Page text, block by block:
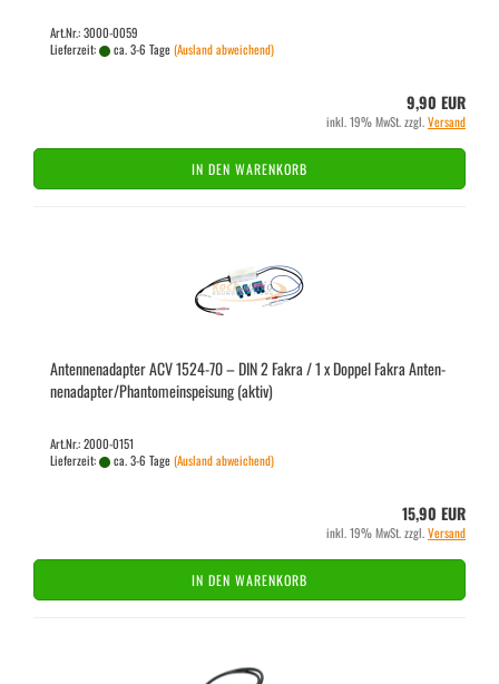
Art.Nr.: 3000-0059
Lieferzeit:
ca. 3-6 Tage(Ausland abweichend)
9,90 EUR
inkl. 19% MwSt. zzgl.Versand
IN DEN WARENKORB
An­ten­nen­ad­ap­ter ACV 1524-​70 – DIN 2 Fakra / 1 x Dop­pel Fakra An­ten­
nen­ad­ap­ter/Phan­tom­ein­spei­sung (aktiv)
Art.Nr.: 2000-0151
Lieferzeit:
ca. 3-6 Tage(Ausland abweichend)
15,90 EUR
inkl. 19% MwSt. zzgl.Versand
IN DEN WARENKORB